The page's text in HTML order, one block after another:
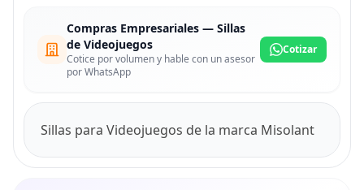
Compras Empresariales — Sillas
de Videojuegos
Cotice por volumen y hable con un asesor
por WhatsApp
Cotizar
Sillas para Videojuegos de la marca Misolant